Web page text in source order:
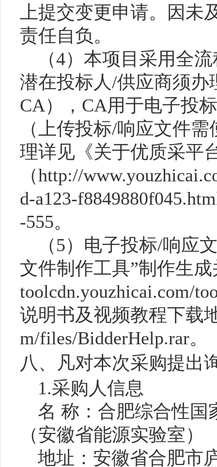
上提交变更申请。因
责任自负。
（4）本项目采用全
潜在投标人/供应商须
CA），CA用于电子投
（上传投标/响应文件
理详见《关于优质采平
（http://
d-a123-
-555。
（5）电子投标/响应
文件制作工具”制作生
toolcdn.youzhicai.com/
说明书及视频教程下载
m/files/BidderHelp.rar。
八、凡对本次采购提出
1.采购人信息
名 称：合肥综合性国
（安徽省能源实验室）
地址：安徽省合肥市